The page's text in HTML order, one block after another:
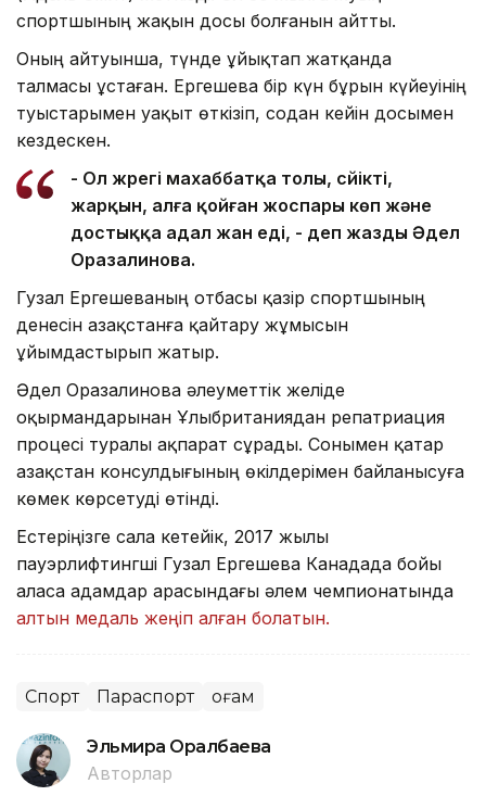
спортшының жақын досы болғанын айтты.
Оның айтуынша, түнде ұйықтап жатқанда
талмасы ұстаған. Ергешева бір күн бұрын күйеуінің
туыстарымен уақыт өткізіп, содан кейін досымен
кездескен.
- Ол жүрегі махаббатқа толы, сүйікті,
жарқын, алға қойған жоспары көп және
достыққа адал жан еді, - деп жазды Әдел
Оразалинова.
Гузал Ергешеваның отбасы қазір спортшының
денесін Қазақстанға қайтару жұмысын
ұйымдастырып жатыр.
Әдел Оразалинова әлеуметтік желіде
оқырмандарынан Ұлыбританиядан репатриация
процесі туралы ақпарат сұрады. Сонымен қатар
Қазақстан консулдығының өкілдерімен байланысуға
көмек көрсетуді өтінді.
Естеріңізге сала кетейік, 2017 жылы
пауэрлифтингші Гузал Ергешева Канадада бойы
аласа адамдар арасындағы әлем чемпионатында
алтын медаль жеңіп алған болатын.
Спорт Параспорт Қоғам
Эльмира Оралбаева
Авторлар